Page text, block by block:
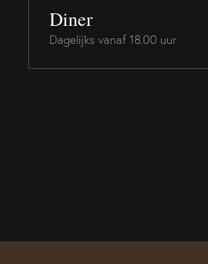
Diner
Dagelijks vanaf 18.00 uur